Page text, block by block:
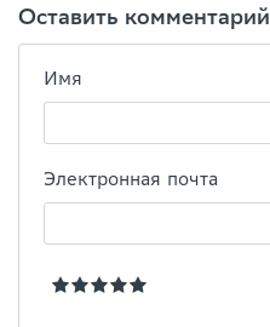
Оставить комментарий
Имя
Электронная почта